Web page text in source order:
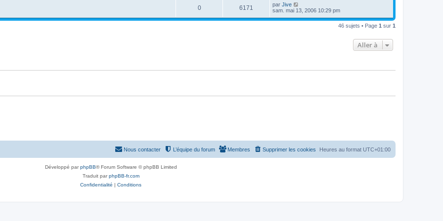
s
s
s
a
g
e
o
n
m
e
s
s
i
e
r
0R
é
s
s
6171
u
D
e
n
a
par Jive
sam. mai 13, 2006 10:29 pm
46 sujets • Page 1 sur 1
Aller à
Heures au format UTC+01:00
Supprimer les cookies
Membres
L’équipe du forum
Nous contacter
Développé parphpBB® Forum Software © phpBB Limited
Traduit parphpBB-fr.com
Confidentialité | Conditions